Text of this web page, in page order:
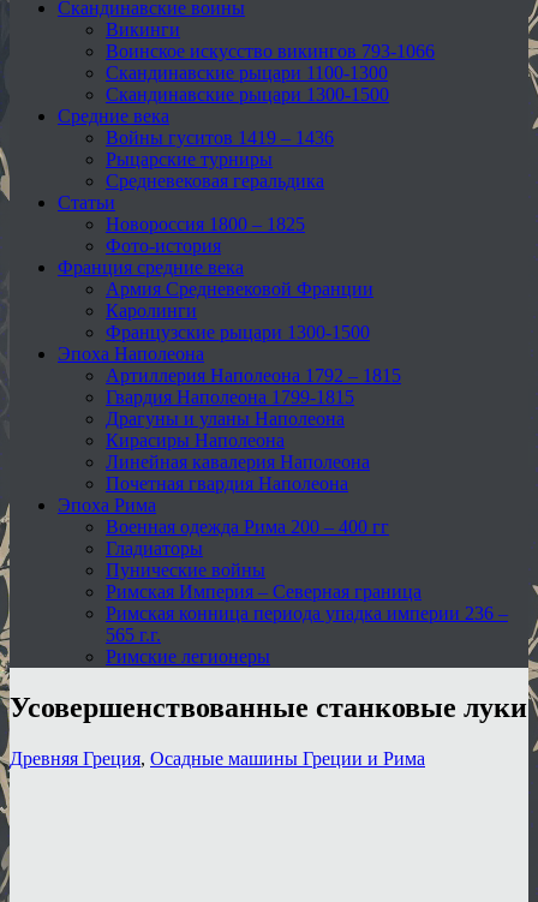
Скандинавские воины
Викинги
Воинское искусство викингов 793-1066
Скандинавские рыцари 1100-1300
Скандинавские рыцари 1300-1500
Средние века
Войны гуситов 1419 – 1436
Рыцарские турниры
Средневековая геральдика
Статьи
Новороссия 1800 – 1825
Фото-история
Франция средние века
Армия Средневековой Франции
Каролинги
Французские рыцари 1300-1500
Эпоха Наполеона
Артиллерия Наполеона 1792 – 1815
Гвардия Наполеона 1799-1815
Драгуны и уланы Наполеона
Кирасиры Наполеона
Линейная кавалерия Наполеона
Почетная гвардия Наполеона
Эпоха Рима
Военная одежда Рима 200 – 400 гг
Гладиаторы
Пунические войны
Римская Империя – Северная граница
Римская конница периода упадка империи 236 –
565 г.г.
Римские легионеры
Усовершенствованные станковые луки
Древняя Греция, Осадные машины Греции и Рима